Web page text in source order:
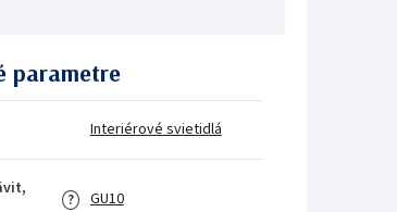
parametre
Interiérové svietidlá
? GU10